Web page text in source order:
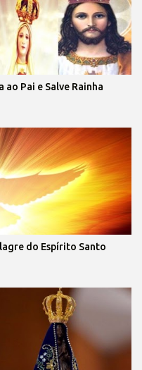
Pai e Salve Rainha
do Espírito Santo